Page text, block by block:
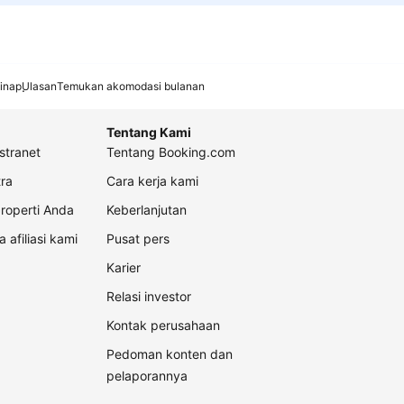
UlasanTemukan akomodasi bulanan
Anda
afiliasi kami
Tentang Kami
Tentang Booking.com
Cara kerja kami
Keberlanjutan
Pusat pers
Karier
Relasi investor
Kontak perusahaan
Pedoman konten dan
pelaporannya